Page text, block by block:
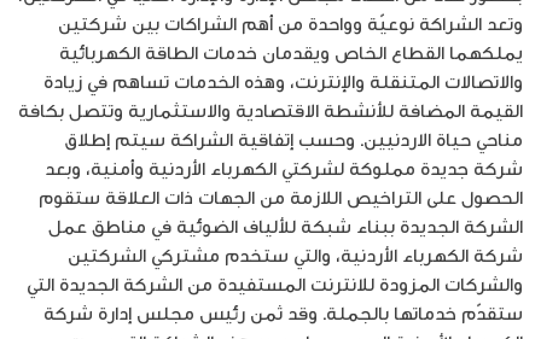
وتعد الشراكة نوعيّة وواحدة من أهم الشراكات بين شركتين
يملكهما القطاع الخاص ويقدمان خدمات الطاقة الكهربائية
والاتصالات المتنقلة والإنترنت، وهذه الخدمات تساهم في زيادة
القيمة المضافة للأنشطة الاقتصادية والاستثمارية وتتصل بكافة
مناحي حياة الاردنيين. وحسب إتفاقية الشراكة سيتم إطلاق
شركة جديدة مملوكة لشركتي الكهرباء الأردنية وأمنية، وبعد
الحصول على التراخيص اللازمة من الجهات ذات العلاقة ستقوم
الشركة الجديدة ببناء شبكة للألياف الضوئية في مناطق عمل
شركة الكهرباء الأردنية، والتي ستخدم مشتركي الشركتين
والشركات المزودة للانترنت المستفيدة من الشركة الجديدة التي
ستقدّم خدماتها بالجملة. وقد ثمن رئيس مجلس إدارة شركة